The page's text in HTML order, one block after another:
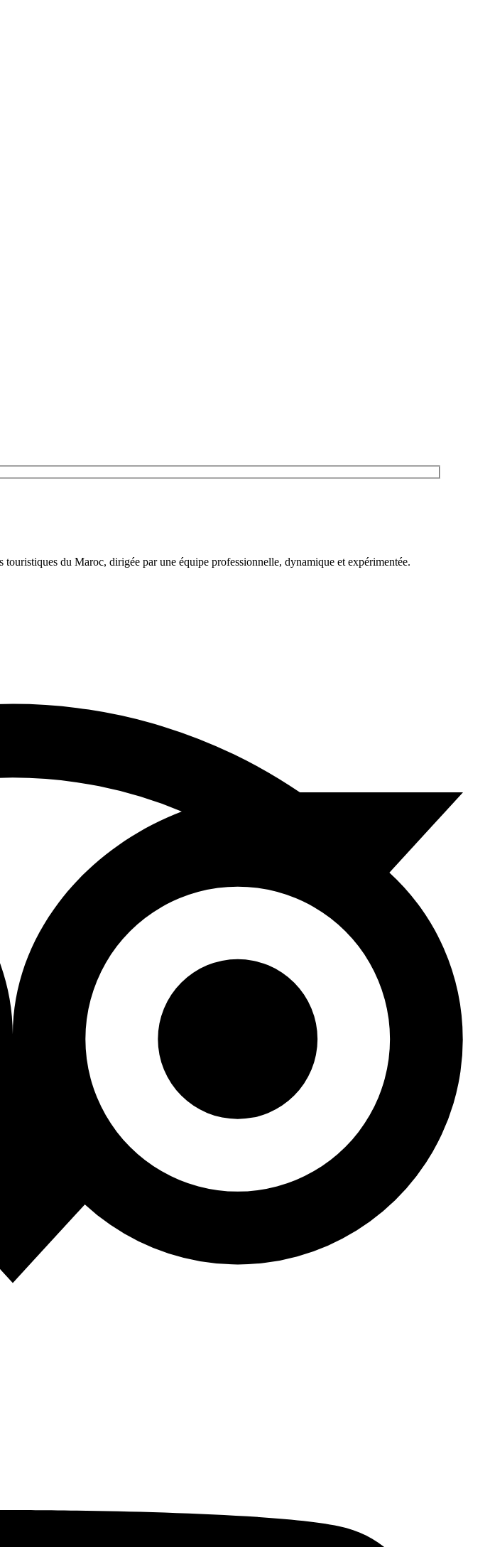
du Maroc, dirigée par une équipe professionnelle, dynamique et expérimentée.